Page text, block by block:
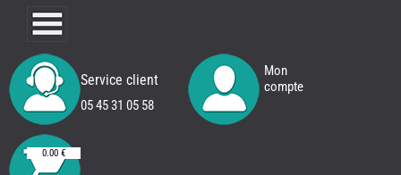
Service client
05 45 31 05 58
Mon
compte
0.00 €